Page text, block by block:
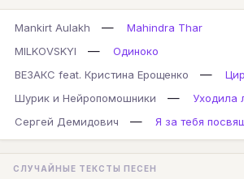
Mankirt Aulakh —
Mahindra Thar
MILKOVSKYI
—
Одиноко
ВЕЗАКС feat. Кристина Ерощенко
—
Шурик и Нейропомошники
—
Уходила
Сергей Демидович
— Я за тебя
СЛУЧАЙНЫЕ ТЕКСТЫ ПЕСЕН